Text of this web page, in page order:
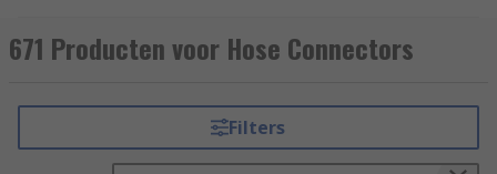
together providing extra length or to divide a
pipe in two opposite directions. Hose connectors
various inlets, taps, spigots, nozzles and other
hoses. Hose connectors can also be called fittings,
671 Producten voor Hose Connectors
Filters